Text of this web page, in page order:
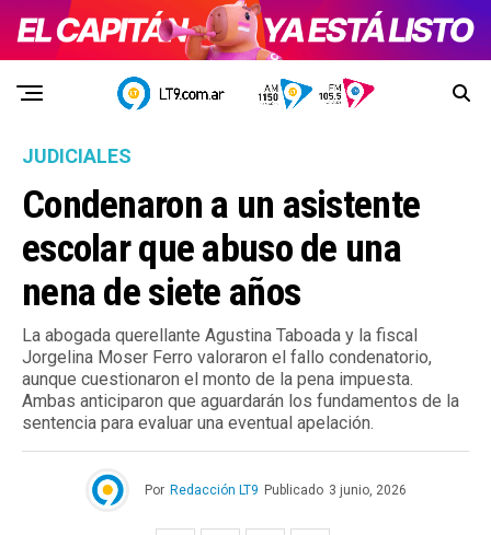
JUDICIALES
Condenaron a un asistente
escolar que abuso de una
nena de siete años
La abogada querellante Agustina Taboada y la fiscal
Jorgelina Moser Ferro valoraron el fallo condenatorio,
aunque cuestionaron el monto de la pena impuesta.
Ambas anticiparon que aguardarán los fundamentos de la
sentencia para evaluar una eventual apelación.
Por Redacción LT9 Publicado 3 junio, 2026